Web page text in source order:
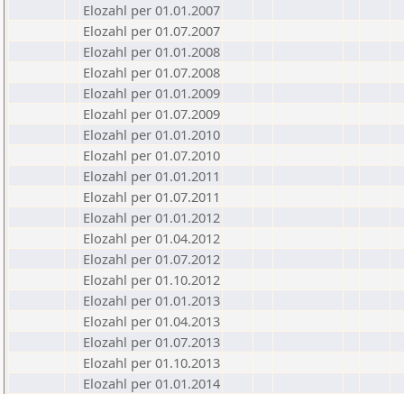
Elozahl per 01.01.2007
Elozahl per 01.07.2007
Elozahl per 01.01.2008
Elozahl per 01.07.2008
Elozahl per 01.01.2009
Elozahl per 01.07.2009
Elozahl per 01.01.2010
Elozahl per 01.07.2010
Elozahl per 01.01.2011
Elozahl per 01.07.2011
Elozahl per 01.01.2012
Elozahl per 01.04.2012
Elozahl per 01.07.2012
Elozahl per 01.10.2012
Elozahl per 01.01.2013
Elozahl per 01.04.2013
Elozahl per 01.07.2013
Elozahl per 01.10.2013
Elozahl per 01.01.2014